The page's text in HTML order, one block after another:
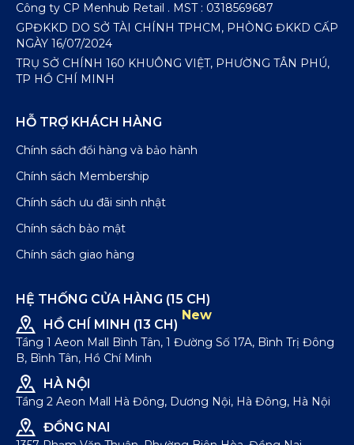
Công ty CP Menhub Retail . MST : 0318569687
GPĐKKD DO SỞ TÀI CHÍNH TPHCM, PHÒNG ĐKKD CẤP
NGÀY 16/07/2024
TRỤ SỞ CHÍNH 160 KHUÔNG VIỆT, PHƯỜNG TÂN PHÚ,
TP HỒ CHÍ MINH
HỖ TRỢ KHÁCH HÀNG
Chính sách đổi hàng và bảo hành
Chính sách Membership
Chính sách ưu đãi sinh nhật
Chính sách bảo mật
Chính sách giao hàng
HỆ THỐNG CỬA HÀNG (15 CH)
HỒ CHÍ MINH (13 CH)
New
Tầng 1 Aeon Mall Bình Tân, 1 Đường Số 17A, Bình Trị Đông
B, Bình Tân, Hồ Chí Minh
HÀ NỘI
Tầng 2 Aeon Mall Hà Đông, Dương Nội, Hà Đông, Hà Nội
ĐỒNG NAI